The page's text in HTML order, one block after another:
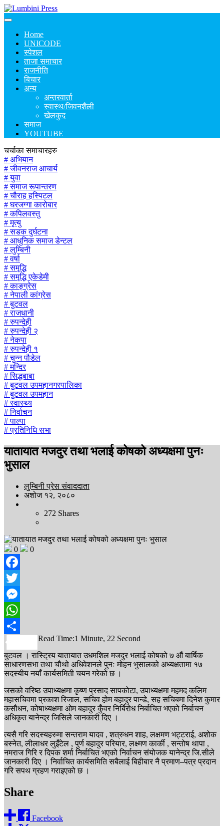
Home
UNICODE
स्पेशल
ताजा समाचार
राजनीति
बिचार
अन्य
अन्तरवार्ता
स्वास्थ/जिवनशैली
खेलकुद
समाज
YOUTUBE
चर्चाका समाचारहरु
# अभियान
# जीवनराज आचार्य
# युवा
# समाज रूपान्तरण
# चौराह हस्पिटल
# घरजग्गा कारोबार
# कपिलवस्तु
# मृत्यु
# सडक दुर्घटना
# आधुनिक समाज डेन्टल
# लुम्बिनी
# वर्षा
# समृद्धि
# समृद्धि एकेडेमी
# काङ्ग्रेस
# नेपाली कांग्रेस
# बुटवल
# राजधानी
# रुपन्देही
# रुपन्देही २
# नेकपा
# रुपन्देही १
# चुन्न पौडेल
# मन्दिर
# सिद्धबाबा
# बुटवल उपमहानगरपालिका
# बुटवल उपमहान
# स्वास्थ्य
# निर्वाचन
# पाल्पा
# प्रतिनिधि सभा
यातायात मजदुर तथा भलाई कोषको अध्यक्षमा पुनः
भुसाल
लुम्बिनी प्रेस संवाददाता
अशोज १२, २०८०
272 Shares
0 0
Facebook
Twitter
Messenger
WhatsApp
Share
Read Time:1 Minute, 22 Second
बुटवल । रास्ट्रिय यातायात उधमशिल मजदुर भलाई कोषको ७ औं बार्षिक
साधारणसभा तथा चौथो अधिवेशनले पुनः मोहन भुसालको अध्यक्षतामा १७
सदस्यीय नयाँ कार्यसमिती चयन गरेको छ ।
जसको वरिष्ठ उपाध्यक्षमा कृष्ण प्रसाद सापकोटा, उपाध्यक्षमा महमद कलिम
महासचिवमा प्रकाश रिजाल, सचिव होम बहादुर पान्डे, सह सचिबमा दिनेश कुमार
कसौधन, कोषाध्यक्षमा ओम बहादुर कुँवर निर्बिरोध निर्बाचित भएको निर्बाचन
अधिकृत यानेन्द्र जिसिले जानकारी दिए ।
त्यसै गरि सदस्यहरुमा सन्तराम यादव , शत्रुधन शाह, लक्षमण भट्टराई, अशोक
बस्नेत, लीलाधर लुइँटेल , पुर्ण बहादुर परियार, लक्ष्मण कार्की , सन्तोष थापा ,
नमराज गिरि र दिपक शर्मा निर्बाचित भएको निर्वाचन संयोजक यानेन्द्र जि.सीले
जानकारी दिए । निर्वाचित कार्यसमिति सबैलाई बिहीबार नै प्रमाण–पत्र प्रदान
गरि सपथ ग्रहण गराइएको छ ।
Share
Facebook